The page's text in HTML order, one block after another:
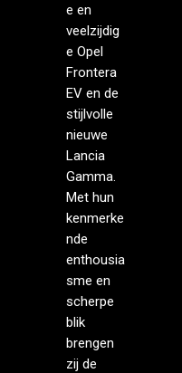
e en
veelzijdig
e Opel
Frontera
EV en de
stijlvolle
nieuwe
Lancia
Gamma.
Met hun
kenmerke
nde
enthousia
sme en
scherpe
blik
brengen
zij de